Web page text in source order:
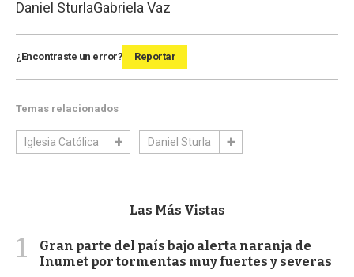
Daniel SturlaGabriela Vaz
¿Encontraste un error? Reportar
Temas relacionados
Iglesia Católica Daniel Sturla
Las Más Vistas
1
Gran parte del país bajo alerta naranja de
Inumet por tormentas muy fuertes y severas